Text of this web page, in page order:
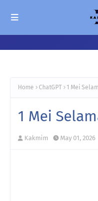
Home ChatGPT 1 Mei
1 Mei
Kakmim May 01, 2026